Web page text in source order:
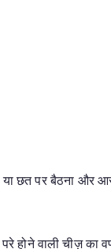
या छत पर बैठना और
होने वाली चीज़ का